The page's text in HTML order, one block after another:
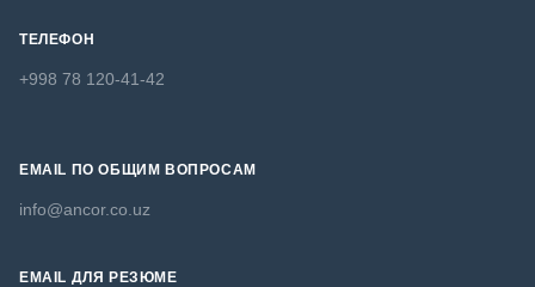
ТЕЛЕФОН
+998 78 120-41-42
EMAIL ПО ОБЩИМ ВОПРОСАМ
info@ancor.co.uz
EMAIL ДЛЯ РЕЗЮМЕ